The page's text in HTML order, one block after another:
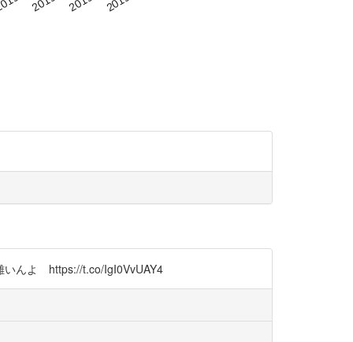
いんよ https://t.co/IgI0VvUAY4